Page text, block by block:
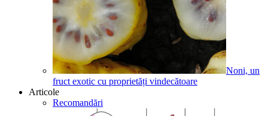
Noni, un
fruct exotic cu proprietăți vindecătoare
Articole
Recomandări